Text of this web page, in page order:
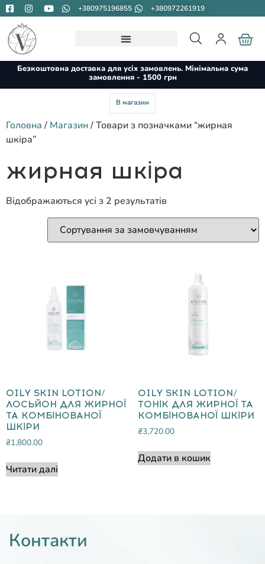
+380975196855 +380972261919
Безкоштовна доставка для усіх замовлень. Мінімальна сума
замовлення - 1500 грн
В магазин
Головна / Магазин/ Товари з позначками “жирная
шкіра”
жирная шкіра
Відображаються усі з 2 результатів
OILY SKIN LOTION/
ЛОСЬЙОН ДЛЯ ЖИРНОЇ
ТА КОМБІНОВАНОЇ
ШКІРИ
₴1,800.00
Читати далі
OILY SKIN LOTION/
ТОНІК ДЛЯ ЖИРНОЇ ТА
КОМБІНОВАНОЇ ШКІРИ
₴3,720.00
Додати в кошик
Контакти